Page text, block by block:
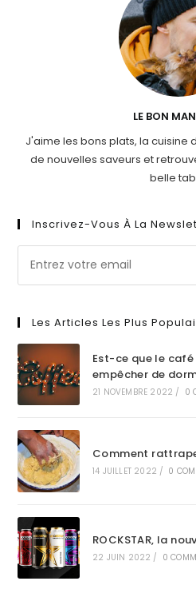
LE BON
J'aime les bons plats, la cuisine
de nouvelles saveurs et
belle
Inscrivez-Vous À La
Les Articles Les Plus
Est-ce que le
empêcher de
21 NOVEMBRE 2022 / 0
Comment
14 JUILLET 2022 / 0
ROCKSTAR, la
22 JUIN 2022 / 0